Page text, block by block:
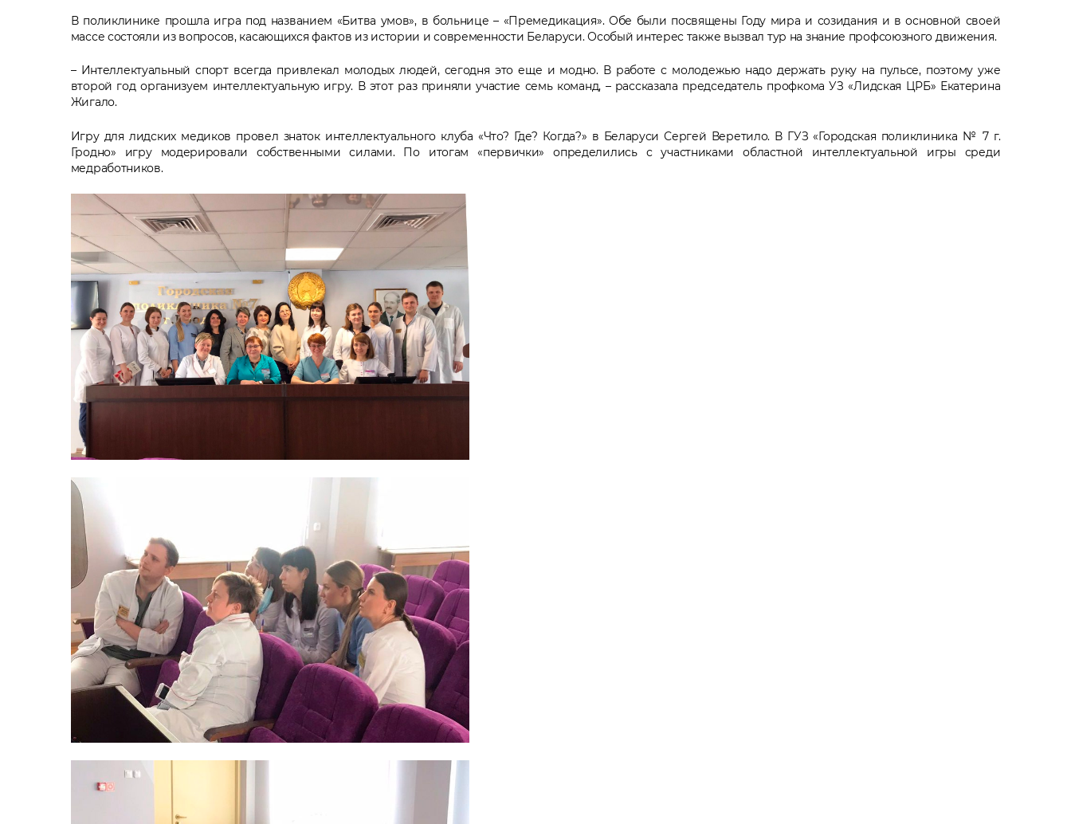
В поликлинике прошла игра под названием «Битва умов», в больнице – «Премедикация». Обе были посвящены Году мира и созидания и в основной своей
массе состояли из вопросов, касающихся фактов из истории и современности Беларуси. Особый интерес также вызвал тур на знание профсоюзного движения.
– Интеллектуальный спорт всегда привлекал молодых людей, сегодня это еще и модно. В работе с молодежью надо держать руку на пульсе, поэтому уже
второй год организуем интеллектуальную игру. В этот раз приняли участие семь команд, – рассказала председатель профкома УЗ «Лидская ЦРБ» Екатерина
Жигало.
Игру для лидских медиков провел знаток интеллектуального клуба «Что? Где? Когда?» в Беларуси Сергей Веретило. В ГУЗ «Городская поликлиника № 7 г.
Гродно» игру модерировали собственными силами. По итогам «первички» определились с участниками областной интеллектуальной игры среди
медработников.